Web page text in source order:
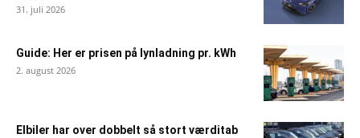
31. juli 2026
Guide: Her er prisen på lynladning pr. kWh
2. august 2026
Elbiler har over dobbelt så stort værditab